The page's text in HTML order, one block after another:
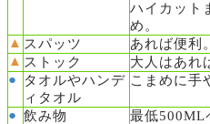
ハイカット
め。
▲ スパッツ
あれば便利。
▲ ストック
大人はあれ
●
タオルやハンデ
ィタオル
こまめに手
● 飲み物
最低500ML